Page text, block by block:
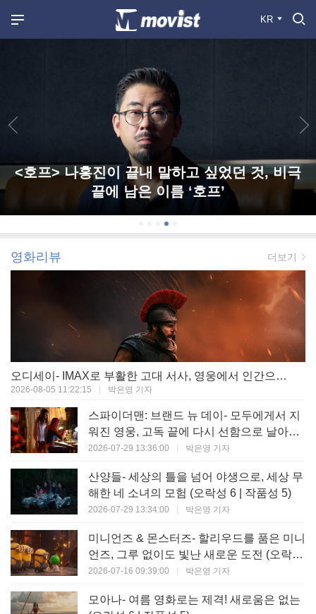
KR
<호프> 나홍진이 끝내 말하고 싶었던 것, 비극
끝에 남은 이름 ‘호프’
영화리뷰 더보기
오디세이- IMAX로 부활한 고대 서사, 영웅에서 인간으로의 귀환 (오락성 9 | 작품성 9)
2026-08-05 11:22:15 박은영 기자
스파이더맨: 브랜드 뉴 데이- 모두에게서 지
워진 영웅, 고독 끝에 다시 선함으로 날아오
르다 (오락성 8 | 작품성 8)
2026-07-29 13:36:00 박은영 기자
산양들- 세상의 틀을 넘어 야생으로, 세상 무
해한 네 소녀의 모험 (오락성 6 | 작품성 5)
2026-07-29 13:34:00 박은영 기자
미니언즈 & 몬스터즈- 할리우드를 품은 미니
언즈, 그루 없이도 빛난 새로운 도전 (오락성
7 | 작품성 6)
2026-07-16 09:39:00 박은영 기자
모아나- 여름 영화로는 제격! 새로움은 없는